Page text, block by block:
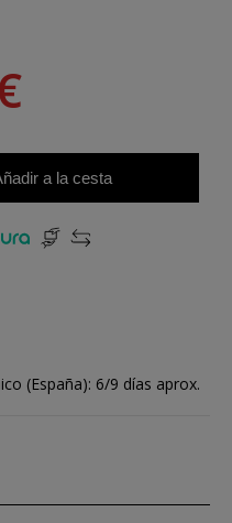
a la cesta
(España): 6/9 días aprox.